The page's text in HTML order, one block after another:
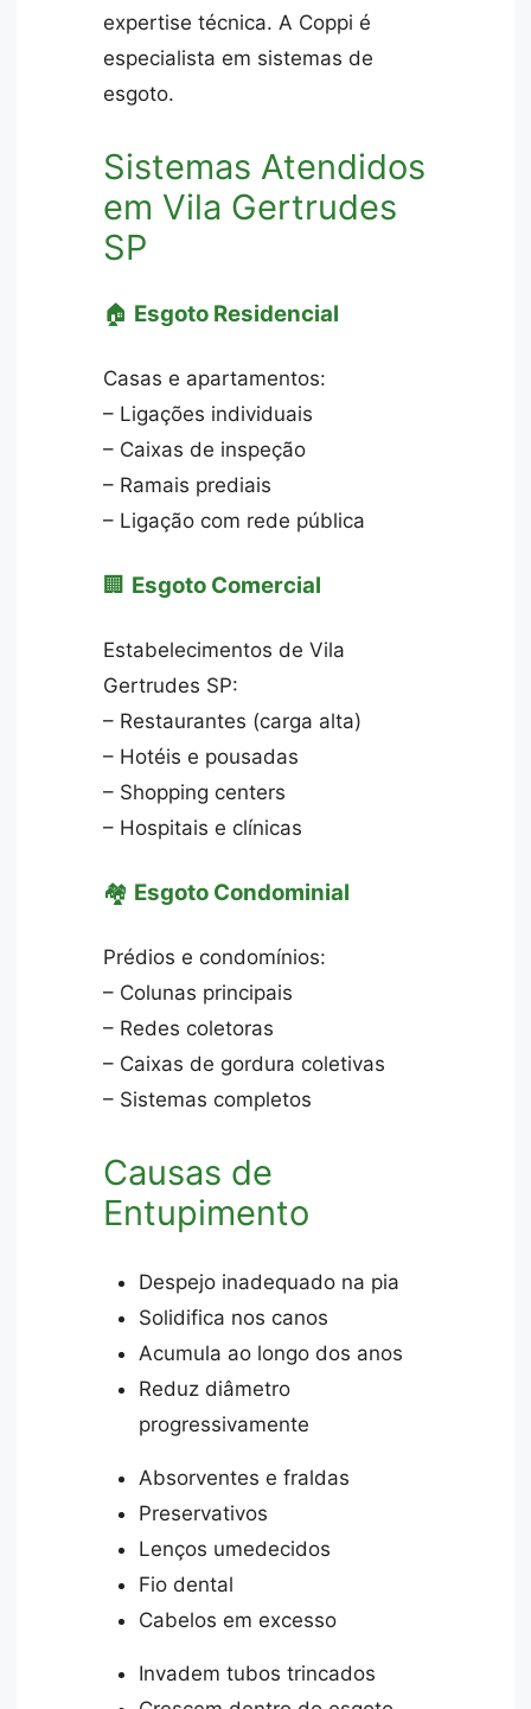
expertise técnica. A Coppi é
especialista em sistemas de
esgoto.
Sistemas Atendidos
em Vila Gertrudes
SP
🏠 Esgoto Residencial
Casas e apartamentos:
– Ligações individuais
– Caixas de inspeção
– Ramais prediais
– Ligação com rede pública
🏢 Esgoto Comercial
Estabelecimentos de Vila
Gertrudes SP:
– Restaurantes (carga alta)
– Hotéis e pousadas
– Shopping centers
– Hospitais e clínicas
🏘️ Esgoto Condominial
Prédios e condomínios:
– Colunas principais
– Redes coletoras
– Caixas de gordura coletivas
– Sistemas completos
Causas de
Entupimento
Despejo inadequado na pia
Solidifica nos canos
Acumula ao longo dos anos
Reduz diâmetro
progressivamente
Absorventes e fraldas
Preservativos
Lenços umedecidos
Fio dental
Cabelos em excesso
Invadem tubos trincados